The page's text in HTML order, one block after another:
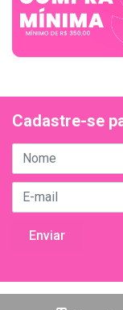
Cadastre-se